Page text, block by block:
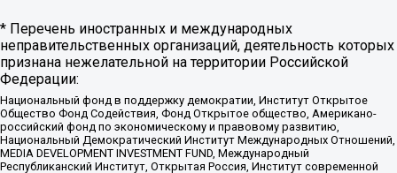
* Перечень иностранных и международных
неправительственных организаций, деятельность которых
признана нежелательной на территории Российской
Федерации:
Национальный фонд в поддержку демократии, Институт Открытое
Общество Фонд Содействия, Фонд Открытое общество, Американо-
российский фонд по экономическому и правовому развитию,
Национальный Демократический Институт Международных Отношений,
MEDIA DEVELOPMENT INVESTMENT FUND, Международный
Республиканский Институт, Открытая Россия, Институт современной